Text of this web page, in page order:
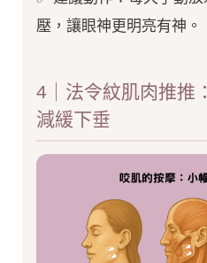
壓，讓眼神更明亮有神。
4｜法令紋肌肉推推
減緩下垂